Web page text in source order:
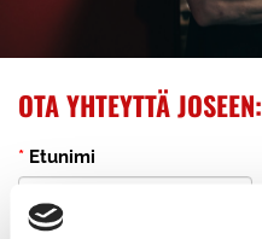
OTA YHTEYTTÄ JOSEEN:
* Etunimi